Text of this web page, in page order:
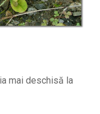
mai deschisă la